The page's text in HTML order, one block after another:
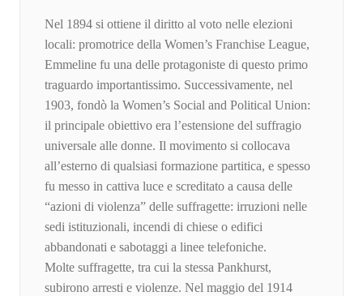
Nel 1894 si ottiene il diritto al voto nelle elezioni
locali: promotrice della Women’s Franchise League,
Emmeline fu una delle protagoniste di questo primo
traguardo importantissimo. Successivamente, nel
1903, fondò la Women’s Social and Political Union:
il principale obiettivo era l’estensione del suffragio
universale alle donne. Il movimento si collocava
all’esterno di qualsiasi formazione partitica, e spesso
fu messo in cattiva luce e screditato a causa delle
“azioni di violenza” delle suffragette: irruzioni nelle
sedi istituzionali, incendi di chiese o edifici
abbandonati e sabotaggi a linee telefoniche.
Molte suffragette, tra cui la stessa Pankhurst,
subirono arresti e violenze. Nel maggio del 1914